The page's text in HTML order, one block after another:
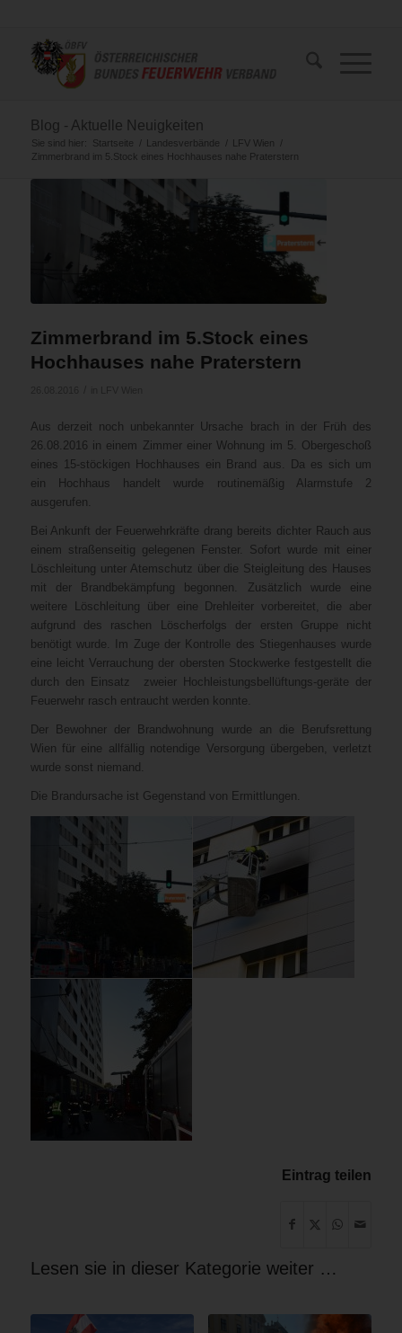
Blog - Aktuelle Neuigkeiten
Sie sind hier: Startseite / Landesverbände / LFV Wien
/
Zimmerbrand im 5.Stock eines Hochhauses nahe Praterstern
Zimmerbrand im 5.Stock eines
Hochhauses nahe Praterstern
Aus derzeit noch unbekannter Ursache brach in der Früh des
26.08.2016 in einem Zimmer einer Wohnung im 5. Obergeschoß
eines 15-stöckigen Hochhauses ein Brand aus. Da es sich um
ein Hochhaus handelt wurde routinemäßig Alarmstufe 2
ausgerufen.
Bei Ankunft der Feuerwehrkräfte drang bereits dichter Rauch aus
einem straßenseitig gelegenen Fenster. Sofort wurde mit einer
Löschleitung unter Atemschutz über die Steigleitung des Hauses
mit der Brandbekämpfung begonnen. Zusätzlich wurde eine
weitere Löschleitung über eine Drehleiter vorbereitet, die aber
aufgrund des raschen Löscherfolgs der ersten Gruppe nicht
benötigt wurde. Im Zuge der Kontrolle des Stiegenhauses wurde
eine leicht Verrauchung der obersten Stockwerke festgestellt die
durch den Einsatz zweier Hochleistungsbellüftungs-geräte der
Feuerwehr rasch entraucht werden konnte.
Der Bewohner der Brandwohnung wurde an die Berufsrettung
Wien für eine allfällig notendige Versorgung übergeben, verletzt
wurde sonst niemand.
Die Brandursache ist Gegenstand von Ermittlungen.
Eintrag teilen
Lesen sie in dieser Kategorie weiter …